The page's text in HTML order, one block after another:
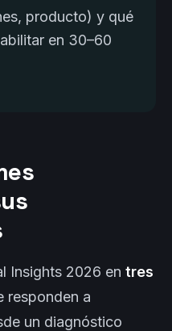
producto) y qué
en 30–60
Insights 2026 en tres
responden a
un diagnóstico